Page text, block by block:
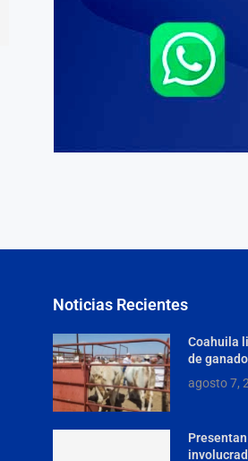
Noticias Recientes
Coahuila
de ganado
agosto 7,